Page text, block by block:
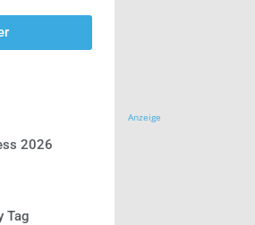
2026
Tag
Anzeige